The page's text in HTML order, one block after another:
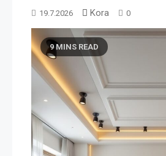
19.7.2026 Kora 0
9 MINS READ